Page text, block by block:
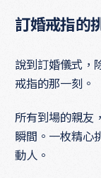
訂婚戒指的
說到訂婚儀式，
戒指的那一刻。
所有到場的親友
瞬間。一枚精心
動人。